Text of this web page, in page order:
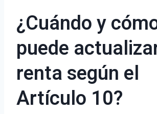
¿Cuándo y
puede
renta según el
Artículo 10?